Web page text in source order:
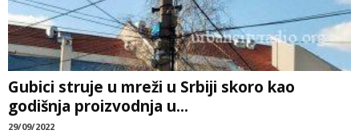
Gubici struje u mreži u Srbiji skoro kao
godišnja proizvodnja u...
29/09/2022